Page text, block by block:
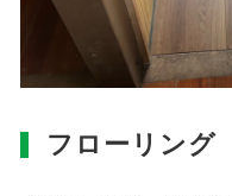
フローリン